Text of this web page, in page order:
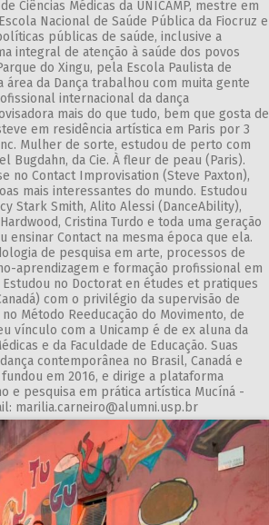
Ciências Médicas da UNICAMP, mestre em
Nacional de Saúde Pública da Fiocruz e
públicas de saúde, inclusive a
integral de atenção à saúde dos povos
do Xingu, pela Escola Paulista de
área da Dança trabalhou com muita gente
internacional da dança
mais do que tudo, bem que gosta de
em residência artística em Paris por 3
Mulher de sorte, estudou de perto com
Bugdahn, da Cie. À fleur de peau (Paris).
no Contact Improvisation (Steve Paxton),
mais interessantes do mundo. Estudou
Stark Smith, Alito Alessi (DanceAbility),
Cristina Turdo e toda uma geração
ensinar Contact na mesma época que ela.
de pesquisa em arte, processos de
aprendizagem e formação profissional em
Estudou no Doctorat en études et pratiques
com o privilégio da supervisão de
Método Reeducação do Movimento, de
vínculo com a Unicamp é de ex aluna da
e da Faculdade de Educação. Suas
contemporânea no Brasil, Canadá e
em 2016, e dirige a plataforma
e pesquisa em prática artística Mucíná -
marilia.carneiro@alumni.usp.br